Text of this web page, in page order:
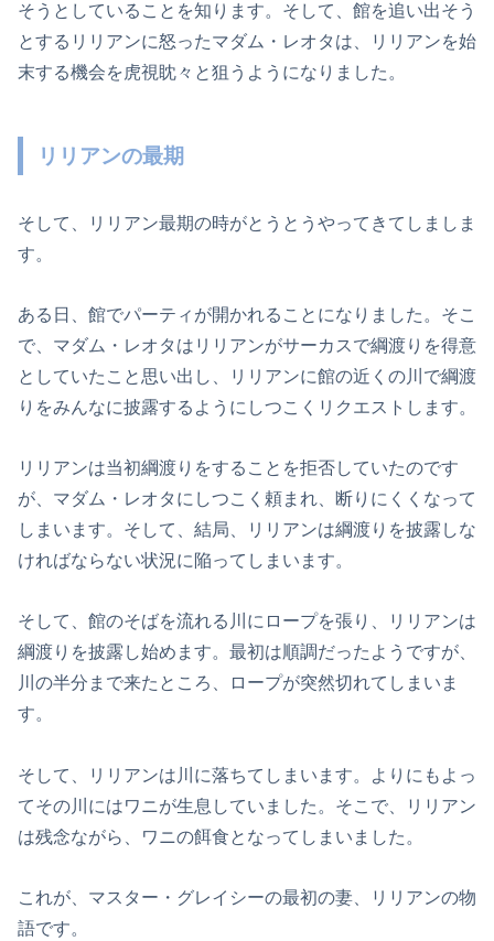
そうとしていることを知ります。そして、館を追い出そう
とするリリアンに怒ったマダム・レオタは、リリアンを始
末する機会を虎視眈々と狙うようになりました。
リリアンの最期
そして、リリアン最期の時がとうとうやってきてしましま
す。
ある日、館でパーティが開かれることになりました。そこ
で、マダム・レオタはリリアンがサーカスで綱渡りを得意
としていたこと思い出し、リリアンに館の近くの川で綱渡
りをみんなに披露するようにしつこくリクエストします。
リリアンは当初綱渡りをすることを拒否していたのです
が、マダム・レオタにしつこく頼まれ、断りにくくなって
しまいます。そして、結局、リリアンは綱渡りを披露しな
ければならない状況に陥ってしまいます。
そして、館のそばを流れる川にロープを張り、リリアンは
綱渡りを披露し始めます。最初は順調だったようですが、
川の半分まで来たところ、ロープが突然切れてしまいま
す。
そして、リリアンは川に落ちてしまいます。よりにもよっ
てその川にはワニが生息していました。そこで、リリアン
は残念ながら、ワニの餌食となってしまいました。
これが、マスター・グレイシーの最初の妻、リリアンの物
語です。